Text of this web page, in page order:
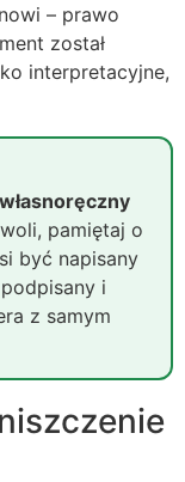
– prawo
został
interpretacyjne,
pamiętaj o
być napisany
i
z samym